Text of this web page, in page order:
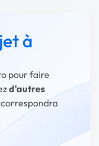
à
pour faire
d'autres